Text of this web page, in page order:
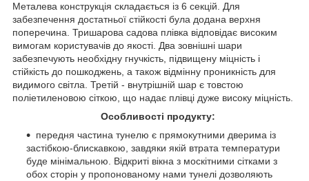
Металева конструкція складається із 6 секцій. Для
забезпечення достатньої стійкості була додана верхня
поперечина. Тришарова садова плівка відповідає високим
вимогам користувачів до якості. Два зовнішні шари
забезпечують необхідну гнучкість, підвищену міцність і
стійкість до пошкоджень, а також відмінну проникність для
видимого світла. Третій - внутрішній шар є товстою
поліетиленовою сіткою, що надає плівці дуже високу міцність.
Особливості продукту:
передня частина тунелю є прямокутними дверима із
застібкою-блискавкою, завдяки якій втрата температури
буде мінімальною. Відкриті вікна з москітними сітками з
обох сторін у пропонованому нами тунелі дозволяють